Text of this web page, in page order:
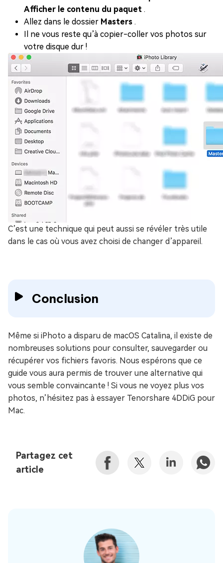
Afficher le contenu du paquet .
Allez dans le dossier Masters .
Il ne vous reste qu’à copier-coller vos photos sur
votre disque dur !
C’est une technique qui peut aussi se révéler très utile
dans le cas où vous avez choisi de changer d’appareil.
Conclusion
Même si iPhoto a disparu de macOS Catalina, il existe de
nombreuses solutions pour consulter, sauvegarder ou
récupérer vos fichiers favoris. Nous espérons que ce
guide vous aura permis de trouver une alternative qui
vous semble convaincante ! Si vous ne voyez plus vos
photos, n’hésitez pas à essayer Tenorshare 4DDiG pour
Mac.
Partagez cet
article